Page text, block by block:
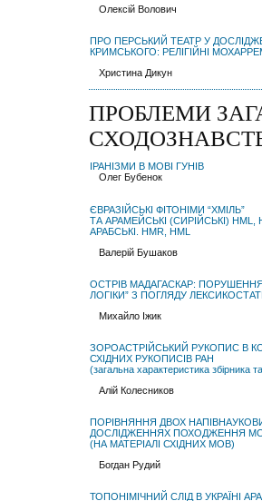
Олексій Волович
ПРО ПЕРСЬКИЙ ТЕАТР У
КРИМСЬКОГО: РЕЛІГІЙНІ
Христина Дикун
ПРОБЛЕМИ
ІРАНІЗМИ В МОВІ ГУНІВ
Олег Бубенок
ЄВРАЗІЙСЬКІ ФІТОНІМИ “ХМІЛЬ”
ТА АРАМЕЙСЬКІ (СИРІЙСЬКІ) HML,
АРАБСЬКІ. HMR, HML
Валерій Бушаков
ОСТРІВ МАДАГАСКАР: ПОРУШЕННЯ
ЛОГІКИ” З ПОГЛЯДУ
Михайло Іжик
ЗОРОАСТРIЙСЬКИЙ РУКОПИС В
СХІДНИХ РУКОПИСІВ РАН
(загальна характеристика збірника
Алій Колесников
ПОРІВНЯННЯ ДВОХ
ДОСЛІДЖЕННЯХ ПОХОДЖЕННЯ
(НА МАТЕРІАЛІ СХІДНИХ МОВ)
Богдан Рудий
ТОПОНІМІЧНИЙ СЛІД В УКРАЇНІ